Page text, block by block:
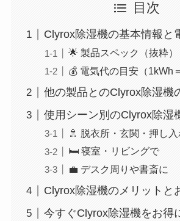
目次
Clyrox除湿機の基本情報と
🌟 製品スペック（抜粋）
💰 電気代の目安（1kWh
他の製品とのClyrox除湿機
使用シーン別のClyrox除湿
🚿 脱衣所・玄関・押し入
🛏 寝室・リビングで
💼 デスク周りや書斎に
Clyrox除湿機のメリットと
今すぐClyrox除湿機をお得